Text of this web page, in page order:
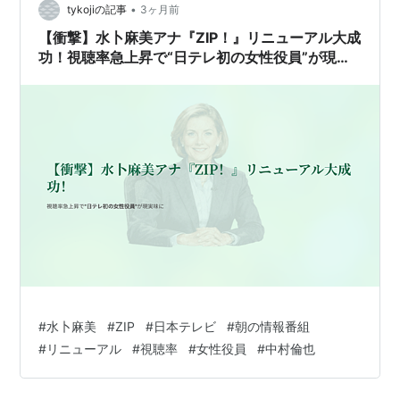
ヒルナンデス!(2011年3月28日〜)
ぐるぐるナインティナイン 【かぶっちゃや〜YO
ママモコモてれび（2012年4月2日〜）
幸せ！ボンビーガール（2013年4月23日〜）
アソビラボ（2013年10月3日〜）
有吉ゼミ（2013年10月7日〜）
天才!!カンパニー（2010年10月-2011年3月）
* リスト::アナウンサー
tykojiの記事 • 3ヶ月前
【衝撃】水卜麻美アナ『ZIP！』リニューアル大成
功！視聴率急上昇で“日テレ初の女性役員”が現実
#水卜麻美 #ZIP #日本テレビ #朝の情報番組
#リニューアル #視聴率 #女性役員 #中村倫也